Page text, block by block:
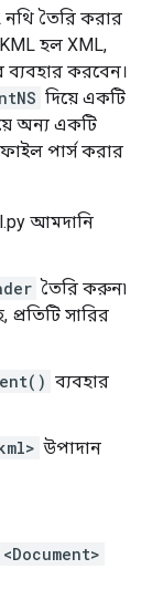
তৈরি করার
KML হল XML,
করবেন।
দিয়ে একটি
অন্য একটি
পার্স করার
আমদানি
তৈরি করুন৷
প্রতিটি সারির
ব্যবহার
উপাদান
<Document>